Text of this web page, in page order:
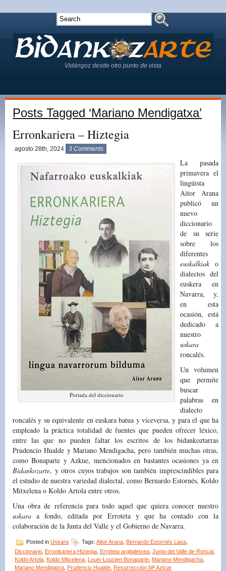
Vidángoz desde otro punto de vista
Posts Tagged ‘Mariano Mendigatxa’
Erronkariera – Hiztegia
agosto 28th, 2024 3 Comments
Portada del diccionario
La pasada
primavera el
lingüista
Aitor Arana
publicó un
nuevo
diccionario
de su serie
sobre los
diferentes
euskalkiak o
dialectos del
euskera en
Navarra, y,
en esta
ocasión, está
dedicado a
nuestro
uskara
roncalés.
Un volumen
que permite
buscar
palabras en
dialecto
roncalés y su equivalente en euskara batua y viceversa, y para el que ha
empleado la práctica totalidad de fuentes que pueden ofrecer léxico,
entre las que no pueden faltar los escritos de los bidankoztarras
Prudencio Hualde y Mariano Mendigacha, pero también muchas otras,
como Bonaparte y Azkue, mencionados en bastantes ocasiones ya en
Bidankozarte, y otros cuyos trabajos son también imprescindibles para
el estudio de nuestra variedad dialectal, como Bernardo Estornés, Koldo
Mitxelena o Koldo Artola entre otros.
Una obra de referencia para todo aquel que quiera conocer nuestro
uskara a fondo, editada por Erroteta y que ha contado con la
colaboración de la Junta del Valle y el Gobierno de Navarra.
Posted in Uskara Tags: Aitor Arana Bernardo Estornés Lasa
Diccionario Erronkariera Hiztegia Erroteta argitaletxea Junta del Valle de Roncal
Koldo Artola Koldo Mitxelena Louis-Loucien Bonaparte Mariano Mendigacha
Mariano Mendigatxa Prudencio Hualde Resurrección Mª Azkue